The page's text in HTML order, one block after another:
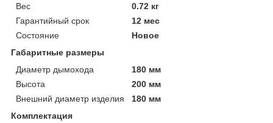
Вес
0.72 кг
Гарантийный срок
12 мес
Состояние
Новое
Габаритные размеры
Диаметр дымохода
180 мм
Высота
200 мм
Внешний диаметр изделия
180 мм
Комплектация